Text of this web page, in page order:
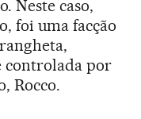
Neste caso,
foi uma facção
controlada por
Rocco.